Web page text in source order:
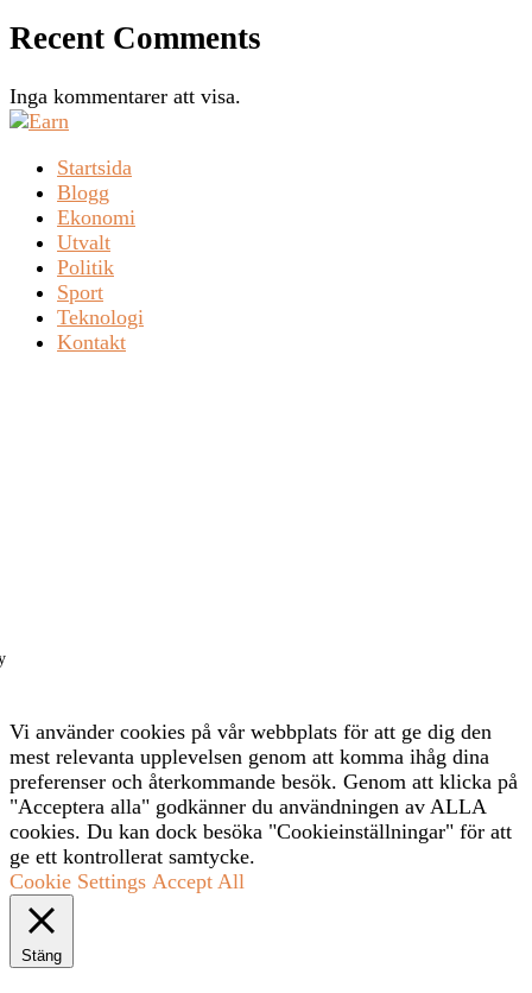
Recent Comments
Inga kommentarer att visa.
Startsida
Blogg
Ekonomi
Utvalt
Politik
Sport
Teknologi
Kontakt
Vi använder cookies på vår webbplats för att ge dig den
mest relevanta upplevelsen genom att komma ihåg dina
preferenser och återkommande besök. Genom att klicka på
"Acceptera alla" godkänner du användningen av ALLA
cookies. Du kan dock besöka "Cookieinställningar" för att
ge ett kontrollerat samtycke.
Cookie Settings Accept All
Stäng